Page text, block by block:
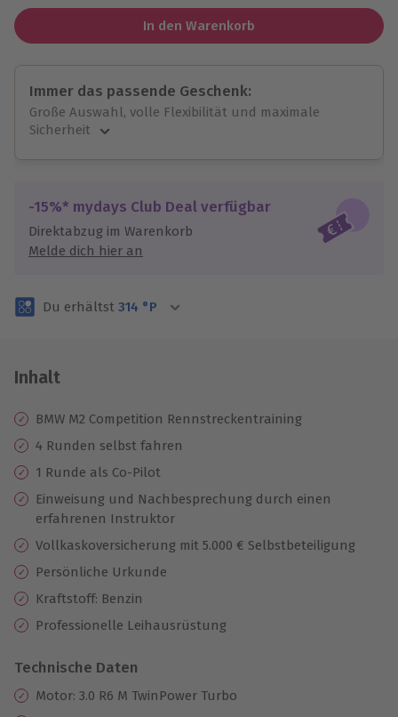
In den Warenkorb
Immer das passende Geschenk:
Große Auswahl, volle Flexibilität und maximale
Sicherheit
Jeder Gutschein für alle Erlebnisse einlösbar.
Maximale Sicherheit
3 Jahre gültig & verlängerbar.
-15%* mydays Club Deal verfügbar
Direktabzug im Warenkorb
Melde dich hier an
Du erhältst 314 °P
Inhalt
BMW M2 Competition Rennstreckentraining
4 Runden selbst fahren
1 Runde als Co-Pilot
Einweisung und Nachbesprechung durch einen
erfahrenen Instruktor
Vollkaskoversicherung mit 5.000 € Selbstbeteiligung
Persönliche Urkunde
Kraftstoff: Benzin
Professionelle Leihausrüstung
Technische Daten
Motor: 3.0 R6 M TwinPower Turbo